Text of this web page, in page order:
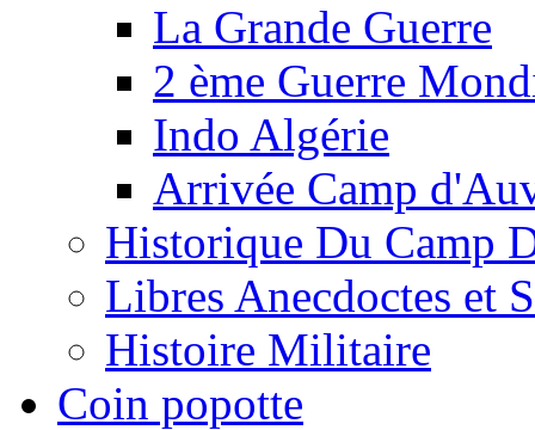
La Grande Guerre
2 ème Guerre
Indo Algérie
Arrivée Camp
Historique Du Camp
Libres Anecdoctes et
Histoire Militaire
Coin popotte